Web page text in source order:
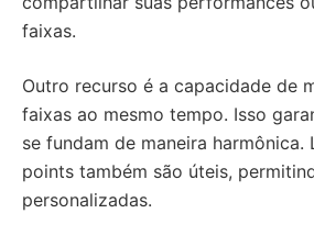
faixas.
Outro recurso é a capacidade de
faixas ao mesmo tempo. Isso
se fundam de maneira harmônica.
points também são úteis,
personalizadas.